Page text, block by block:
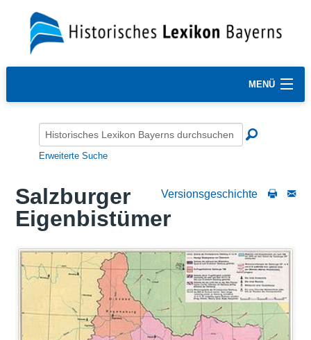
MENÜ
Erweiterte Suche
Versionsgeschichte
Salzburger
Eigenbistümer